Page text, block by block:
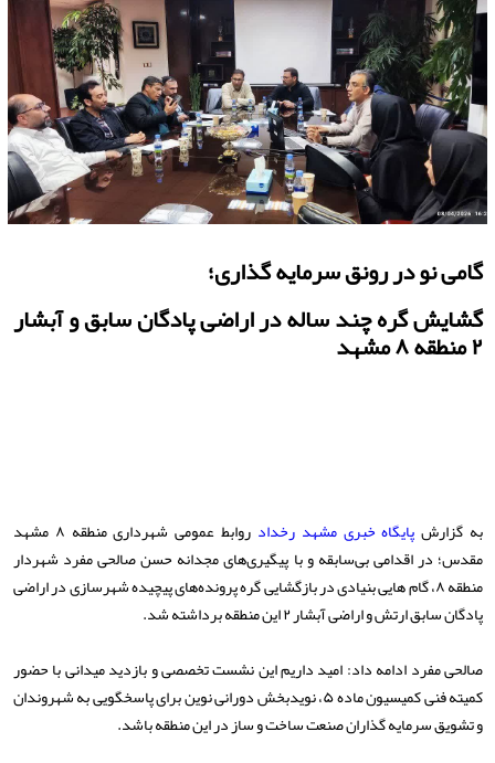
گامی نو در رونق سرمایه گذاری؛
گشایش گره چند ساله در اراضی پادگان سابق و آبشار
۲ منطقه ۸ مشهد
به گزارش پایگاه خبری مشهد رخداد
روابط عمومی شهرداری منطقه ۸ مشهد
مقدس؛ در اقدامی بی‌سابقه و با پیگیری‌های مجدانه حسن صالحی مفرد شهردار
منطقه ۸، گام هایی بنیادی در بازگشایی گره پرونده‌های پیچیده شهرسازی در اراضی
پادگان سابق ارتش و اراضی آبشار ۲ این منطقه برداشته شد.
صالحی مفرد ادامه داد: امید داریم این نشست‌ تخصصی و بازدید میدانی با حضور
کمیته فنی کمیسیون ماده ۵، نویدبخش دورانی نوین برای پاسخگویی به شهروندان
و تشویق سرمایه‌ گذاران صنعت ساخت و ساز در این منطقه باشد.